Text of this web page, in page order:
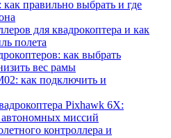
правильно выбрать и где
для квадрокоптера и как
полета
как выбрать
вес рамы
как подключить и
Pixhawk 6X:
автономных миссий
контроллера и